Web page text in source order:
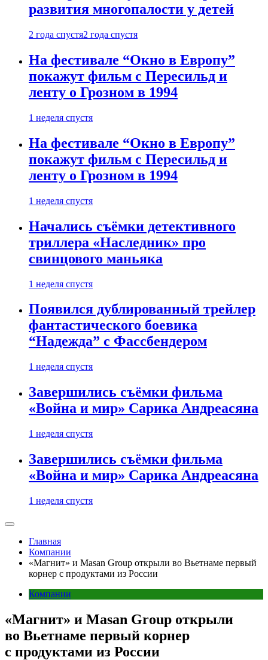
развития многопалости у детей
2 года спустя2 года спустя
На фестивале “Окно в Европу”
покажут фильм с Пересильд и
ленту о Грозном в 1994
1 неделя спустя
На фестивале “Окно в Европу”
покажут фильм с Пересильд и
ленту о Грозном в 1994
1 неделя спустя
Начались съёмки детективного
триллера «Наследник» про
свинцового маньяка
1 неделя спустя
Появился дублированный трейлер
фантастического боевика
“Надежда” с Фассбендером
1 неделя спустя
Завершились съёмки фильма
«Война и мир» Сарика Андреасяна
1 неделя спустя
Завершились съёмки фильма
«Война и мир» Сарика Андреасяна
1 неделя спустя
Главная
Компании
«Магнит» и Masan Group открыли во Вьетнаме первый
корнер с продуктами из России
Компании
«Магнит» и Masan Group открыли
во Вьетнаме первый корнер
с продуктами из России